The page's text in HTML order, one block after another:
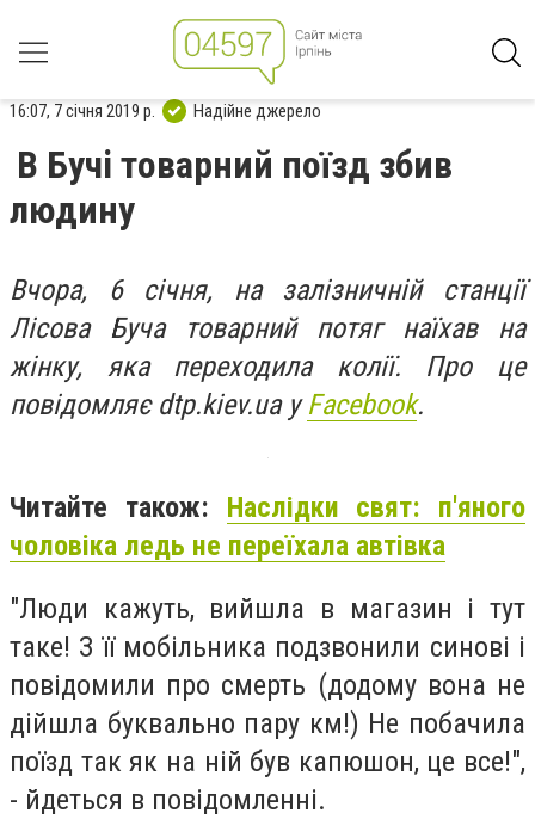
16:07, 7 січня 2019 р. Надійне джерело
В Бучі товарний поїзд збив
людину
Вчора, 6 січня, на залізничній станції
Лісова Буча товарний потяг наїхав на
жінку, яка переходила колії. Про це
повідомляє dtp.kiev.ua уFacebook.
Читайте також: Наслідки свят: п'яного
чоловіка ледь не переїхала автівка
"Люди кажуть, вийшла в магазин і тут
таке! З її мобільника подзвонили синові і
повідомили про смерть (додому вона не
дійшла буквально пару км!) Не побачила
поїзд так як на ній був капюшон, це все!",
- йдеться в повідомленні.